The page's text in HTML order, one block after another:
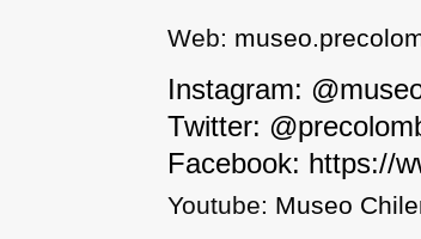
Web:
Instagram:
Twitter:
Facebook: https://
Youtube: Museo